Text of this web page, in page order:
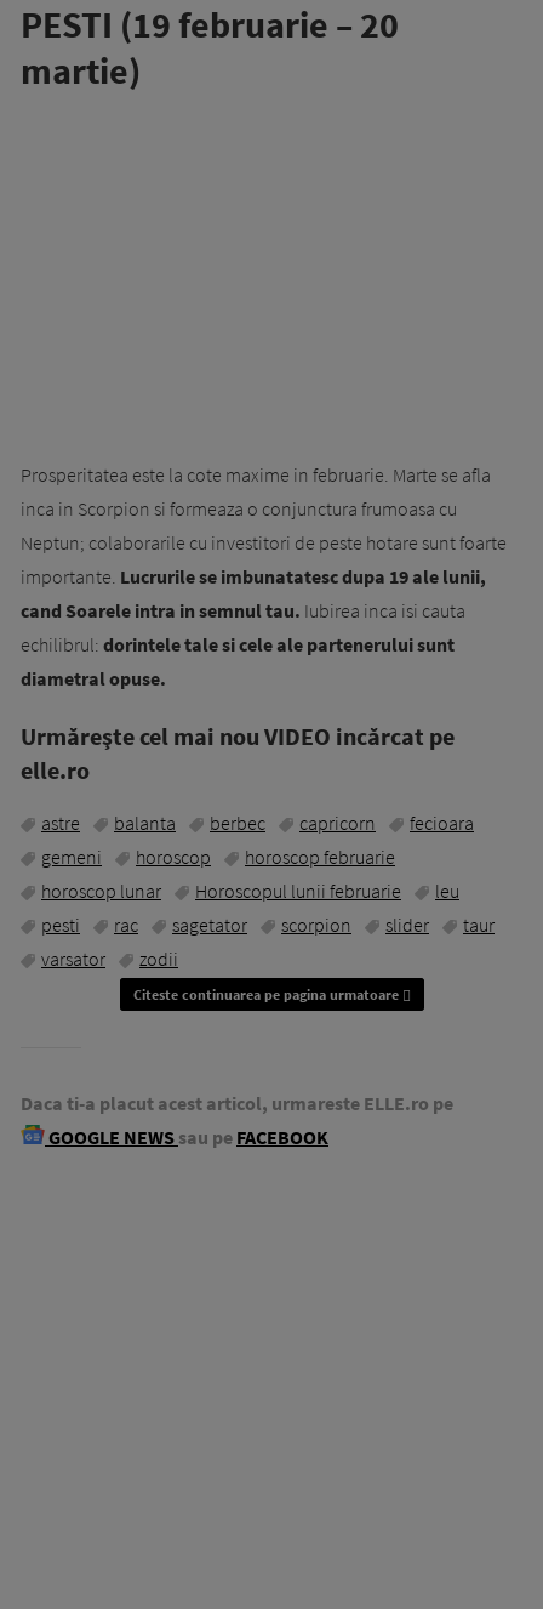
PESTI (19 februarie – 20
martie)
Prosperitatea este la cote maxime in februarie. Marte se afla
inca in Scorpion si formeaza o conjunctura frumoasa cu
Neptun; colaborarile cu investitori de peste hotare sunt foarte
importante. Lucrurile se imbunatatesc dupa 19 ale lunii,
cand Soarele intra in semnul tau. Iubirea inca isi cauta
echilibrul: dorintele tale si cele ale partenerului sunt
diametral opuse.
Urmăreşte cel mai nou VIDEO incărcat pe
elle.ro
astre balanta berbec capricorn
fecioara
gemeni
horoscop
horoscop februarie
horoscop lunar
Horoscopul lunii februarie
leu
pesti
rac sagetator scorpion slider
taur
varsator
zodii
Citeste continuarea pe pagina urmatoare
Daca ti-a placut acest articol, urmareste ELLE.ro pe
GOOGLE NEWS sau pe FACEBOOK